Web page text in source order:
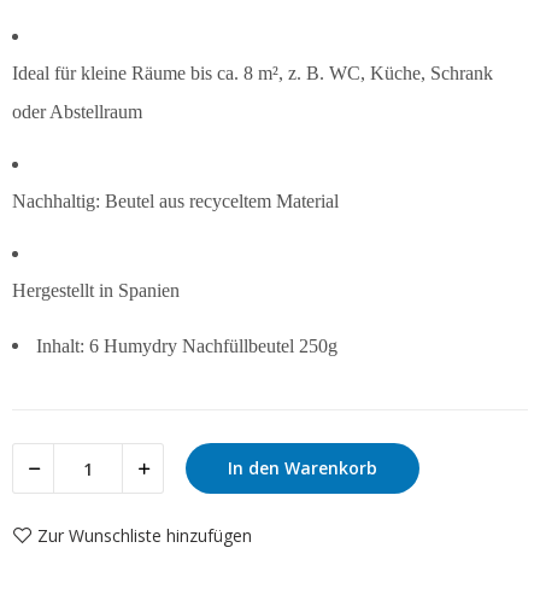
Ideal für kleine Räume bis ca. 8 m², z. B. WC, Küche, Schrank
oder Abstellraum
Nachhaltig: Beutel aus recyceltem Material
Hergestellt in Spanien
Inhalt: 6 Humydry Nachfüllbeutel 250g
In den Warenkorb
Zur Wunschliste hinzufügen